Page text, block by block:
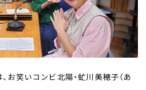
お笑いコンビ北陽・虻川美穂子（あ